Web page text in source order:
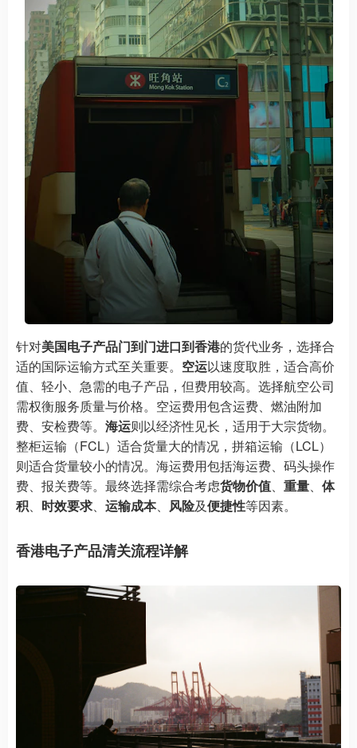
针对美国电子产品门到门进口到香港的货代业务，选择合
适的国际运输方式至关重要。 空运以速度取胜，适合高价
值、轻小、急需的电子产品，但费用较高。选择航空公司
需权衡服务质量与价格。空运费用包含运费、燃油附加
费、安检费等。 海运则以经济性见长，适用于大宗货物。
整柜运输（FCL）适合货量大的情况，拼箱运输（LCL）
则适合货量较小的情况。海运费用包括海运费、码头操作
费、报关费等。最终选择需综合考虑货物价值、 重量、 体
积、 时效要求、 运输成本、 风险及便捷性等因素。
香港电子产品清关流程详解